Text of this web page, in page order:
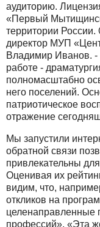
аудиторию.
«Первый
территории
директор МУП
Владимир Иванов.
работе -
полномасштабно
него поселений.
патриотическое
отражение
Мы запустили
обратной связи
привлекательны
Оценивая их
видим, что,
откликов на
целенаправленные
профессий», «Эта